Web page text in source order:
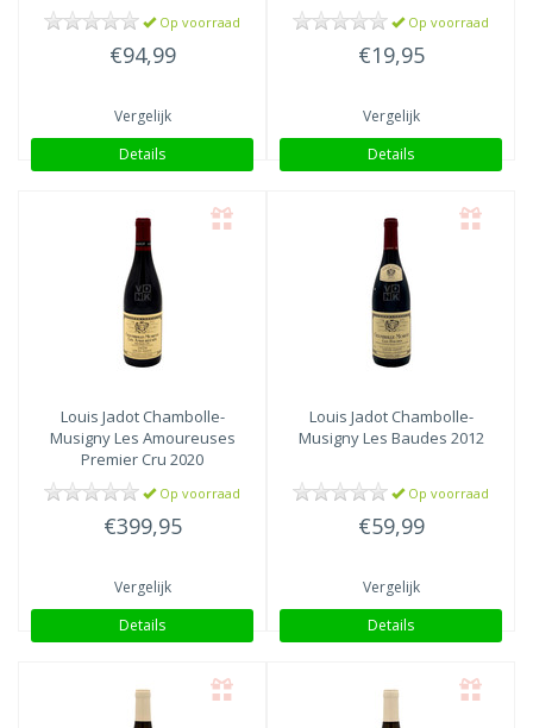
Op voorraad
€94,99
Vergelijk
Details
Op voorraad
€19,95
Vergelijk
Details
Louis JadotChambolle-
Musigny Les Amoureuses
Premier Cru 2020
Op voorraad
€399,95
Vergelijk
Details
Louis JadotChambolle-
Musigny Les Baudes 2012
Op voorraad
€59,99
Vergelijk
Details